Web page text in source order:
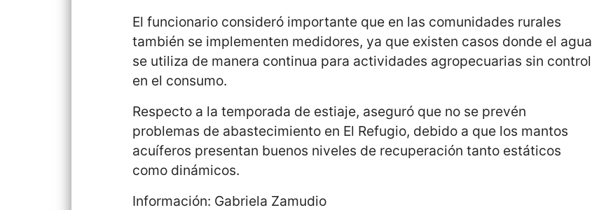
El funcionario consideró importante que en las comunidades rurales
también se implementen medidores, ya que existen casos donde el agua
se utiliza de manera continua para actividades agropecuarias sin control
en el consumo.
Respecto a la temporada de estiaje, aseguró que no se prevén
problemas de abastecimiento en El Refugio, debido a que los mantos
acuíferos presentan buenos niveles de recuperación tanto estáticos
como dinámicos.
Información: Gabriela Zamudio